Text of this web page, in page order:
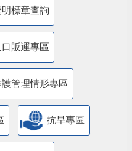
標章查詢
口販運專區
管理情形專區
抗旱專區